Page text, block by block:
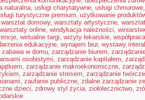
naturalna, usługi charytatywne, usługi chmurowe
turystyczne premium, użytkowanie
warsztat domowy, warsztaty artystyczne,
warsztaty online, windykacja należności,
, wirtualne targi, wizyty lekarskie,
edukacyjne, wynajem biur, wystawy
zabawa w domu, zarządzanie biurem,
osobistymi, zarządzanie kapitałem,
, zarządzanie makroekonomiczne,
, zarządzanie stresem, zarządzanie twórcze
, zaufanie publiczne, zdalne zarządzanie
dzieci, zdrowy styl życia, ziołolecznictwo,